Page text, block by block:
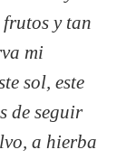
y tan
mi
sol, este
de seguir
a hierba